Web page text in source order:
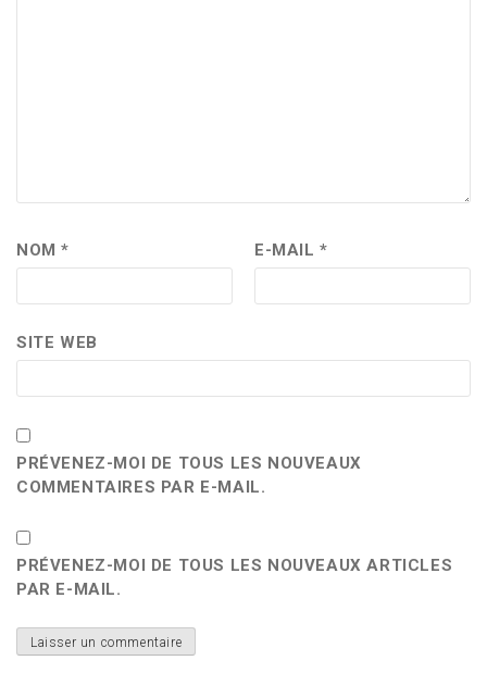
NOM* E-MAIL*
SITE WEB
PRÉVENEZ-MOI DE TOUS LES NOUVEAUX
COMMENTAIRES PAR E-MAIL.
PRÉVENEZ-MOI DE TOUS LES NOUVEAUX ARTICLES
PAR E-MAIL.